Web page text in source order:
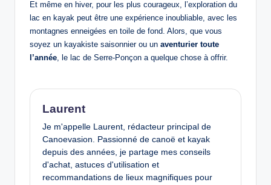
Et même en hiver, pour les plus courageux, l’exploration du
lac en kayak peut être une expérience inoubliable, avec les
montagnes enneigées en toile de fond. Alors, que vous
soyez un kayakiste saisonnier ou un aventurier toute
l’année , le lac de Serre-Ponçon a quelque chose à offrir.
Laurent
Je m'appelle Laurent, rédacteur principal de
Canoevasion. Passionné de canoë et kayak
depuis des années, je partage mes conseils
d'achat, astuces d'utilisation et
recommandations de lieux magnifiques pour